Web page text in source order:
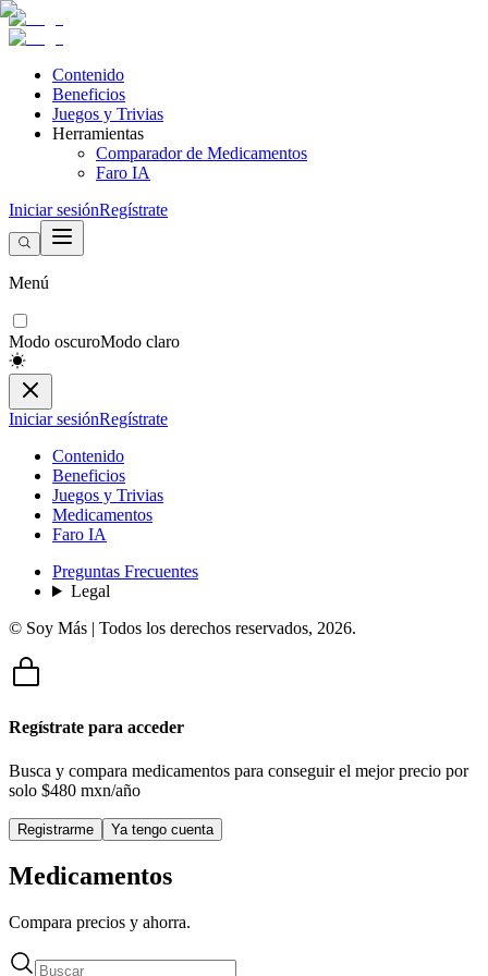
Contenido
Beneficios
Juegos y Trivias
Herramientas
Comparador de Medicamentos
Faro IA
Iniciar sesiónRegístrate
Menú
Modo oscuroModo claro
Iniciar sesiónRegístrate
Contenido
Beneficios
Juegos y Trivias
Medicamentos
Faro IA
Preguntas Frecuentes
Legal
© Soy Más | Todos los derechos reservados, 2026.
Regístrate para acceder
Busca y compara medicamentos para conseguir el mejor precio por
solo $480 mxn/año
Registrarme Ya tengo cuenta
Medicamentos
Compara precios y ahorra.